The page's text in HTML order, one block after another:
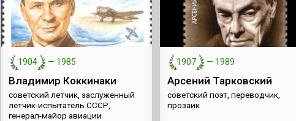
1904 — 1985
Владимир Коккинаки
советский летчик, заслуженный
летчик-испытатель СССР,
генерал-майор авиации
1907 — 1989
Арсений Тарковский
советский поэт, переводчик,
прозаик